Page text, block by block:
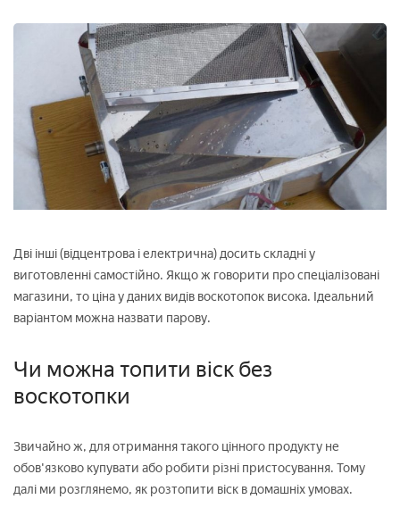
Дві інші (відцентрова і електрична) досить складні у
виготовленні самостійно. Якщо ж говорити про спеціалізовані
магазини, то ціна у даних видів воскотопок висока. Ідеальний
варіантом можна назвати парову.
Чи можна топити віск без
воскотопки
Звичайно ж, для отримання такого цінного продукту не
обов'язково купувати або робити різні пристосування. Тому
далі ми розглянемо, як розтопити віск в домашніх умовах.